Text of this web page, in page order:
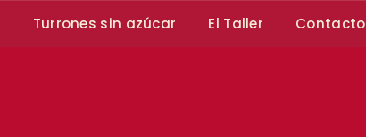
Turrones sin azúcar El Taller Contacto